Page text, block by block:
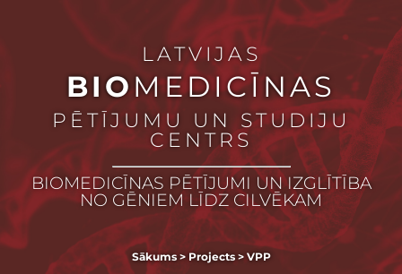
LATVIJAS
BIOMEDICĪNAS
PĒTĪJUMU UN STUDIJU
CENTRS
BIOMEDICĪNAS PĒTĪJUMI UN IZGLĪTĪBA
NO GĒNIEM LĪDZ CILVĒKAM
Sākums> Projects> VPP